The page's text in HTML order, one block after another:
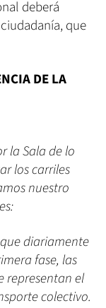
deberá
que
DE LA
la Sala de lo
los carriles
nuestro
diariamente
fase, las
representan el
colectivo.